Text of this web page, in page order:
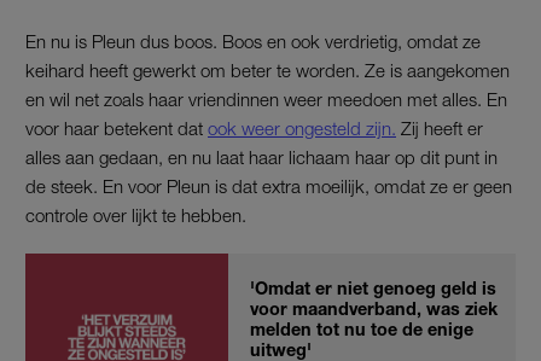
En nu is Pleun dus boos. Boos en ook verdrietig, omdat ze
keihard heeft gewerkt om beter te worden. Ze is aangekomen
en wil net zoals haar vriendinnen weer meedoen met alles. En
voor haar betekent dat ook weer ongesteld zijn. Zij heeft er
alles aan gedaan, en nu laat haar lichaam haar op dit punt in
de steek. En voor Pleun is dat extra moeilijk, omdat ze er geen
controle over lijkt te hebben.
'Omdat er niet genoeg geld is
voor maandverband, was ziek
melden tot nu toe de enige
uitweg'